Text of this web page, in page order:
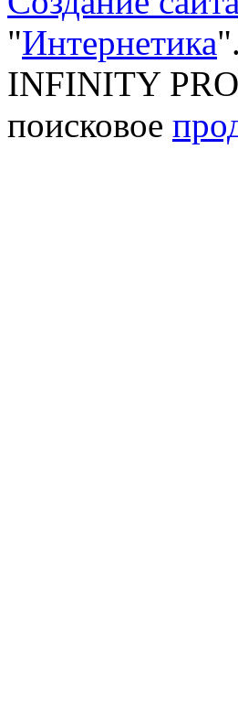
"Интернетика".
INFINITY
поисковое